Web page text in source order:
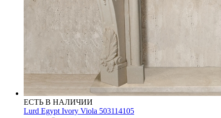
ЕСТЬ В НАЛИЧИИ
Lurd Egypt Ivory Viola 503114105